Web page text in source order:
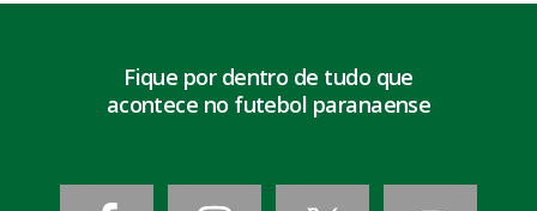
Fique por dentro de tudo que
acontece no futebol paranaense